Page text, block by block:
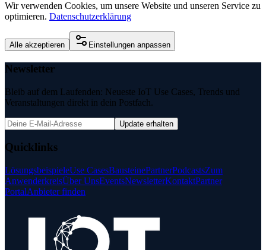
Wir verwenden Cookies, um unsere Website und unseren Service zu
optimieren. Datenschutzerklärung
Alle akzeptieren Einstellungen anpassen
Newsletter
Bleib auf dem Laufenden: Neueste IoT Use Cases, Trends und
Veranstaltungen direkt in dein Postfach.
Update erhalten
Quicklinks
LösungsbeispieleUse CasesBausteinePartnerPodcastsZum
AnwenderkreisÜber UnsEventsNewsletterKontaktPartner
PortalAnbieter finden